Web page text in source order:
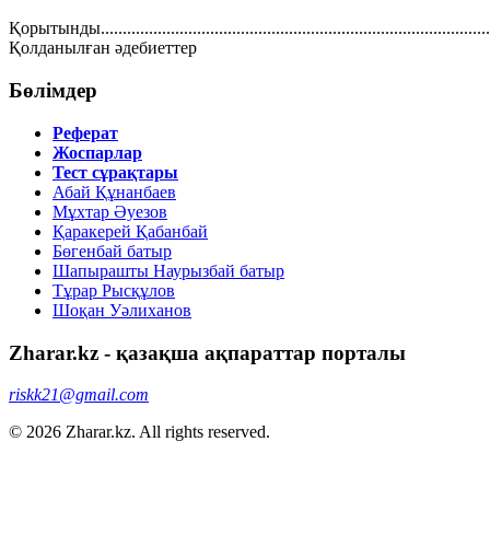
Қолданылған әдебиеттер
Бөлімдер
Реферат
Жоспарлар
Тест сұрақтары
Абай Құнанбаев
Мұхтар Әуезов
Қаракерей Қабанбай
Бөгенбай батыр
Шапырашты Наурызбай батыр
Тұрар Рысқұлов
Шоқан Уәлиханов
Zharar.kz - қазақша ақпараттар порталы
riskk21@gmail.com
© 2026 Zharar.kz. All rights reserved.